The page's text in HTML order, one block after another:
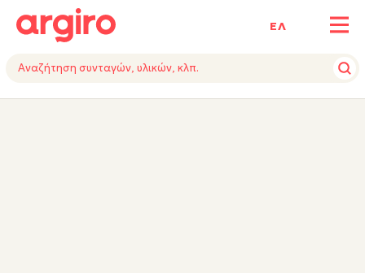
ΕΛ
ΥΛΙΚΑΕΚΤΕΛΕΣΗΕΞΟΠΛΙΣΜΟΣ